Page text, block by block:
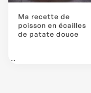
Ma recette de
poisson en écailles
de patate douce
...